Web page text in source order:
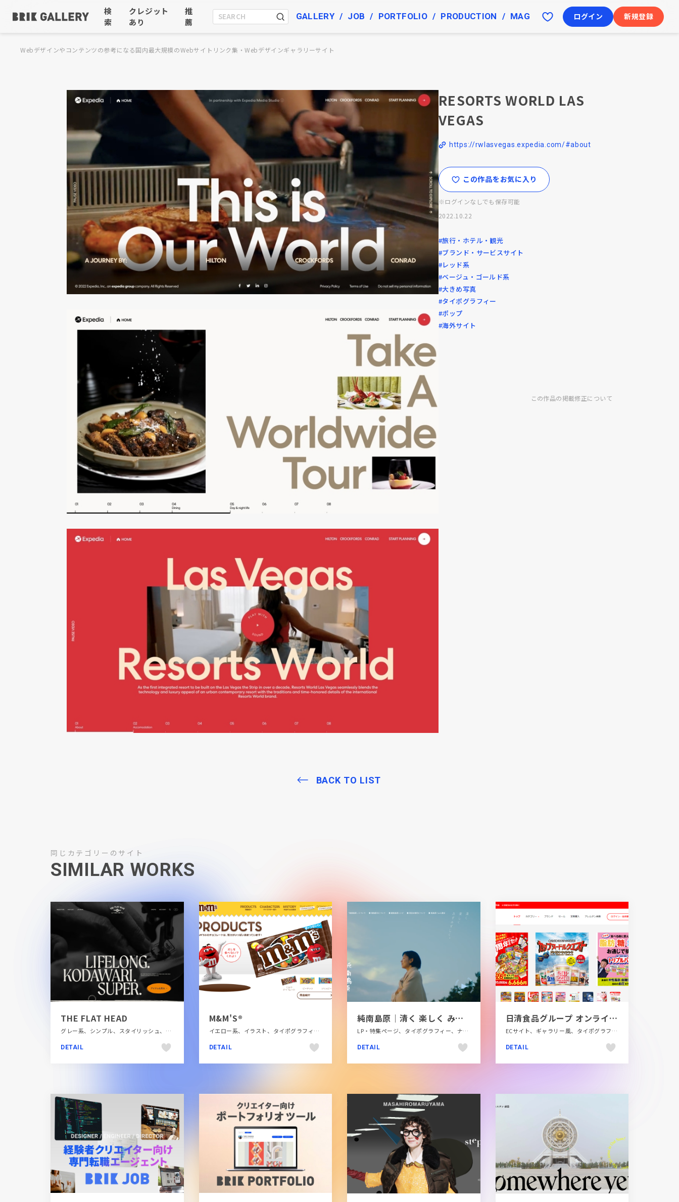
検
索
クレジット
あり
推
薦
GALLERY JOB PORTFOLIO PRODUCTION MAG ログイン 新規登録
Webデザインやコンテンツの参考になる国内最大規模のWebサイトリンク集・Webデザインギャラリーサイト
RESORTS WORLD LAS
VEGAS
https://rwlasvegas.expedia.com/#about
この作品をお気に入り
※ログインなしでも保存可能
2022.10.22
#旅行・ホテル・観光
#ブランド・サービスサイト
#レッド系
#ベージュ・ゴールド系
#大きめ写真
#タイポグラフィー
#ポップ
#海外サイト
この作品の掲載修正について
BACK TO LIST
同じカテゴリーのサイト
SIMILAR WORKS
THE FLAT HEAD
グレー系、シンプル、スタイリッシュ、ダイナミック、ナチュラル、ファッション・ビューティー、フラットデザイン、ブランド・サービスサイト、ブルー系、ベージュ・ゴールド系、モーション多め、手書き・ハンドメイド
DETAIL
M&M'S®
イエロー系、イラスト、タイポグラフィー、ブランド・サービスサイト、ポップ、飲食店・グルメ・ウェディング
DETAIL
純南島原｜清く 楽しく みずみずしく。
LP・特集ページ、タイポグラフィー、ナチュラル、ブルー系、ポップ、地域・団体・活動
DETAIL
日清食品グループ オンラインストア
ECサイト、ギャラリー風、タイポグラフィー、ポップ、レッド系、飲料・食品
DETAIL